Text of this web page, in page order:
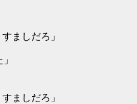
ましだろ」
ましだろ」